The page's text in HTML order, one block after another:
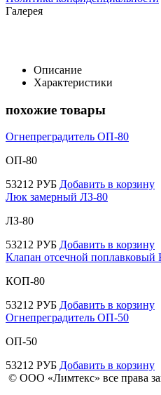
Галерея
Описание
Характеристики
похожие товары
Огнепреградитель ОП-80
ОП-80
53212 РУБ Добавить в корзину
Люк замерный ЛЗ-80
ЛЗ-80
53212 РУБ Добавить в корзину
Клапан отсечной
КОП-80
53212 РУБ Добавить в корзину
Огнепреградитель ОП-50
ОП-50
53212 РУБ Добавить в корзину
© ООО «Лимтекс» все права